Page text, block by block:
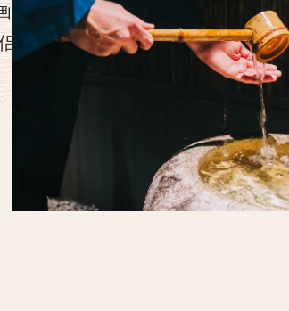
轴等日本独有的装饰品、还有许
、或者是大家一起，都可以在这里